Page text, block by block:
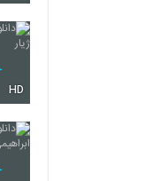
HD